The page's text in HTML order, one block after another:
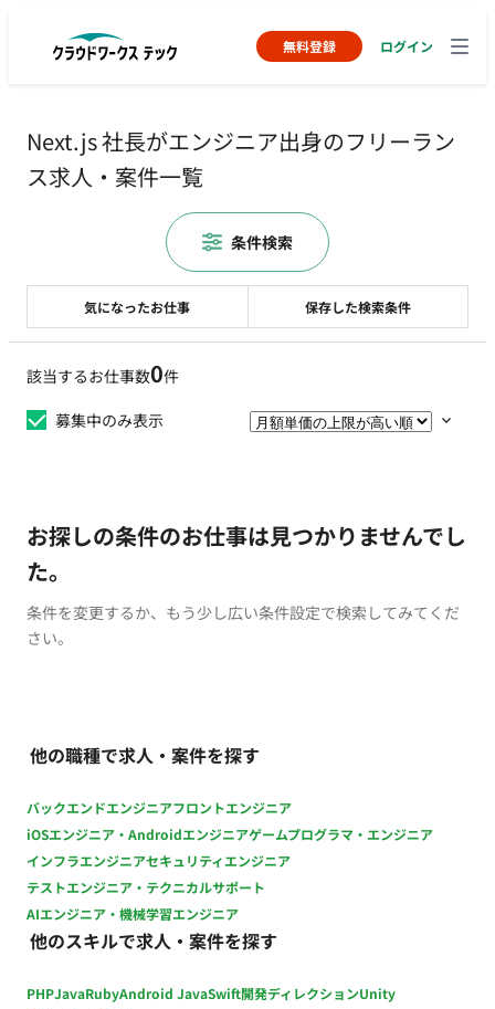
無料登録 ログイン
Next.js 社長がエンジニア出身のフリーラン
ス求人・案件一覧
該当するお仕事数0件
募集中のみ表示
お探しの条件のお仕事は見つかりませんでし
た。
条件を変更するか、もう少し広い条件設定で検索してみてくだ
さい。
他の職種で求人・案件を探す
バックエンドエンジニアフロントエンジニア
iOSエンジニア・Androidエンジニアゲームプログラマ・エンジニア
インフラエンジニアセキュリティエンジニア
テストエンジニア・テクニカルサポート
AIエンジニア・機械学習エンジニア
他のスキルで求人・案件を探す
PHPJavaRubyAndroid JavaSwift開発ディレクションUnity
気になったお仕事 保存した検索条件
条件検索